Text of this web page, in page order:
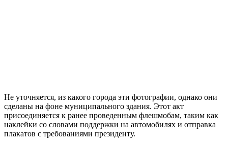
Не уточняется, из какого города эти фотографии, однако они
сделаны на фоне муниципального здания. Этот акт
присоединяется к ранее проведенным флешмобам, таким как
наклейки со словами поддержки на автомобилях и отправка
плакатов с требованиями президенту.